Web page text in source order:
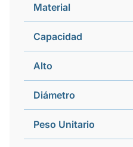
Material
Capacidad
Alto
Diámetro
Peso Unitario